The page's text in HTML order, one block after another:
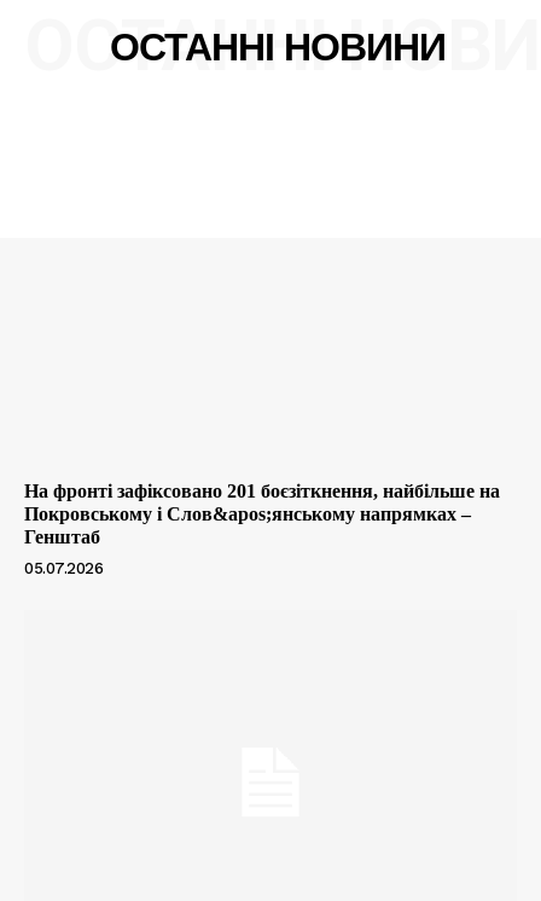
ОСТАННІ НОВИНИ
ОСТАННІ
На фронті зафіксовано 201 боєзіткнення, найбільше на
Покровському і Слов&apos;янському напрямках –
Генштаб
05.07.2026